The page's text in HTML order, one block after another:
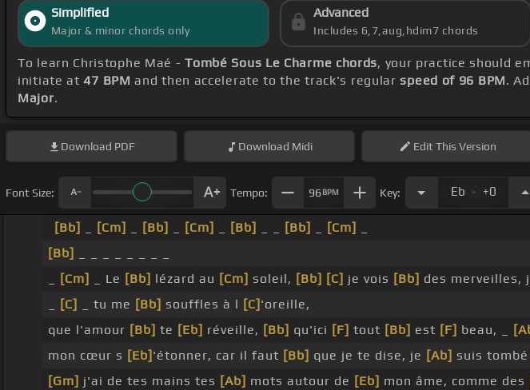
Simplified
Major & minor chords only
Advanced
Includes 6,7,aug,hdim7 chords
To learn Christophe Maé -Tombé Sous Le Charme chords, your practice should
initiate at47 BPM and then accelerate to the track's regularspeed of 96 BPM.
Major.
Download PDF Download Midi EditThis Version
Font Size: Tempo: 96 BPM Key: Eb . +0
[Bb] [Cm] [Bb] [Cm] [Bb] [Bb] [Cm]
[Bb]
[Cm] _ Le [Bb] lézard au [Cm] soleil, [Bb] [C] je vois [Bb] des merveilles,
[C] _ tu me [Bb] souffles à l [C] 'oreille,
que l'amour [Bb] te [Eb] réveille, [Bb] qu'ici [F] tout [Bb] est [F] beau, _
mon cœur s [Eb] 'étonner, car il faut [Bb] que je te dise, je [Ab] suis tombé
[Gm] j'ai de tes mains tes [Ab] mots autour de [Eb] mon âme, comme des